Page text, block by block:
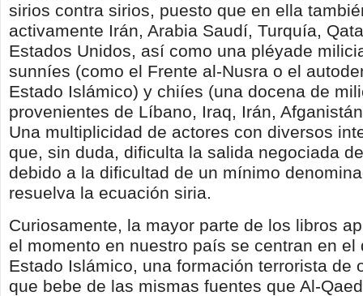
sirios contra sirios, puesto que en ella
activamente Irán, Arabia Saudí, Turquía,
Estados Unidos, así como una pléyade
sunníes (como el Frente al-Nusra o el
Estado Islámico) y chiíes (una docena de
provenientes de Líbano, Iraq, Irán,
Una multiplicidad de actores con diversos
que, sin duda, dificulta la salida negociada
debido a la dificultad de un mínimo
resuelva la ecuación siria.
Curiosamente, la mayor parte de los libros
el momento en nuestro país se centran en el
Estado Islámico, una formación terrorista de
que bebe de las mismas fuentes que Al-